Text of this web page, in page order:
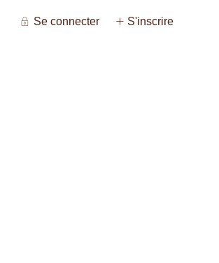
Se connecter S'inscrire